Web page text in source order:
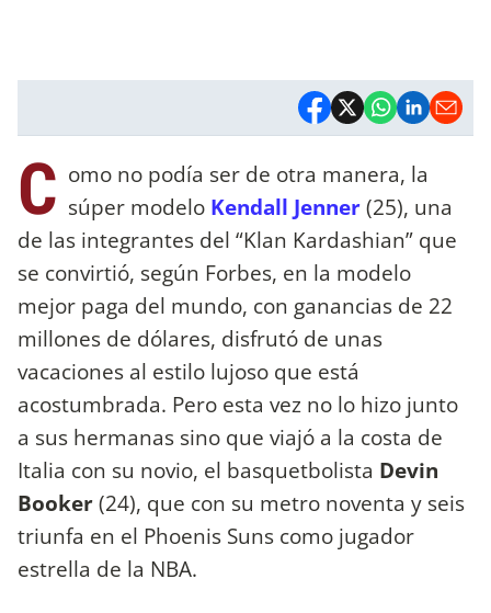
C omo no podía ser de otra manera, la
súper modelo Kendall Jenner(25), una
de las integrantes del “Klan Kardashian” que
se convirtió, según Forbes, en la modelo
mejor paga del mundo, con ganancias de 22
millones de dólares, disfrutó de unas
vacaciones al estilo lujoso que está
acostumbrada. Pero esta vez no lo hizo junto
a sus hermanas sino que viajó a la costa de
Italia con su novio, el basquetbolista Devin
Booker(24), que con su metro noventa y seis
triunfa en el Phoenis Suns como jugador
estrella de la NBA.